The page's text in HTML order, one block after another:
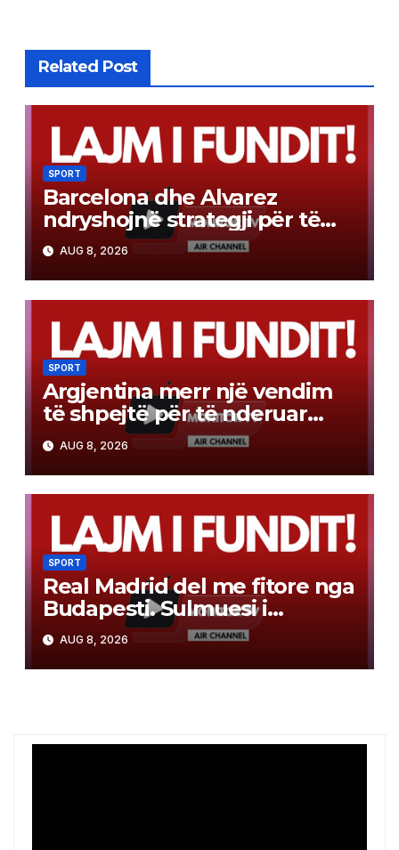
Related Post
SPORT
Barcelona dhe Alvarez
ndryshojnë strategji për të
bërë realitet transferimin e
bujshëm. Do të luhet në dy
drejtime
AUG 8, 2026
SPORT
Argjentina merr një vendim
të shpejtë për të nderuar
babanë e Messit. Hyn direkt
në fuqi
AUG 8, 2026
SPORT
Real Madrid del me fitore nga
Budapesti. Sulmuesi i
transferuar këtë verë e bën
“sefte” (video)
AUG 8, 2026